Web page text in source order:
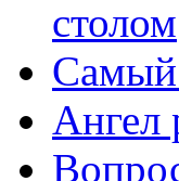
столом
Самый
Ангел